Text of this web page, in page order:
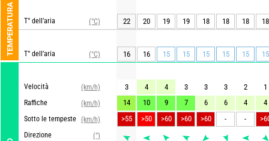
TEMPERATURA T° dell’aria (°C)
T° dell’aria (°C)
Velocità
(km/h)
Raffiche
(km/h)
Sotto le tempeste (km/h)
Direzione
(°)
22 20 19 19 18 18 18 18
16 16 15 15 15 15 15 15
3 4 4 3 3 3 2
1
14
10 9 7 6 6 4
4
>55
>50 >60 >60 >60 - -